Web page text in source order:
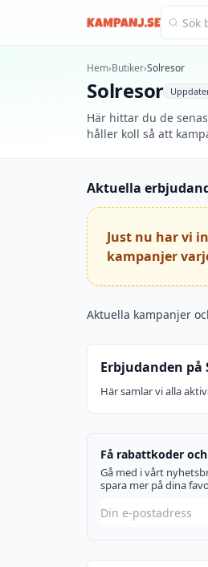
Hem›Butiker›Solresor
Solresor
Här hittar du de
håller koll så att
Aktuella
Just nu har vi
kampanjer
Aktuella kampanjer
Erbjudanden på
Här samlar vi alla
Få rabattkoder
Gå med i vårt
spara mer på dina